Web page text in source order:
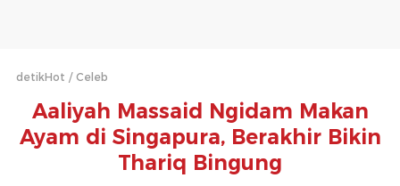
detikHot Celeb
Aaliyah Massaid Ngidam Makan
Ayam di Singapura, Berakhir Bikin
Thariq Bingung